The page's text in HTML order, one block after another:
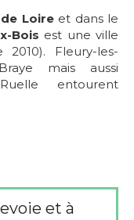
Loireet dans le
Bois est une ville
Fleury-les-
mais aussi
entourent
et à